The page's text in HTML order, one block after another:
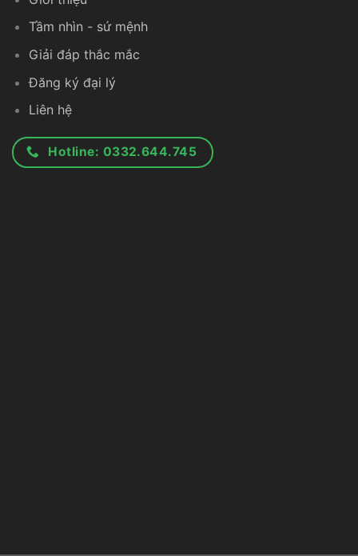
Tầm nhìn - sứ mệnh
Giải đáp thắc mắc
Đăng ký đại lý
Liên hệ
Hotline: 0332.644.745